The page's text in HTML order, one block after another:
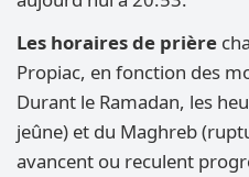
Les horaires de prière
Propiac, en fonction des
Durant le Ramadan, les
jeûne) et du Maghreb
avancent ou reculent